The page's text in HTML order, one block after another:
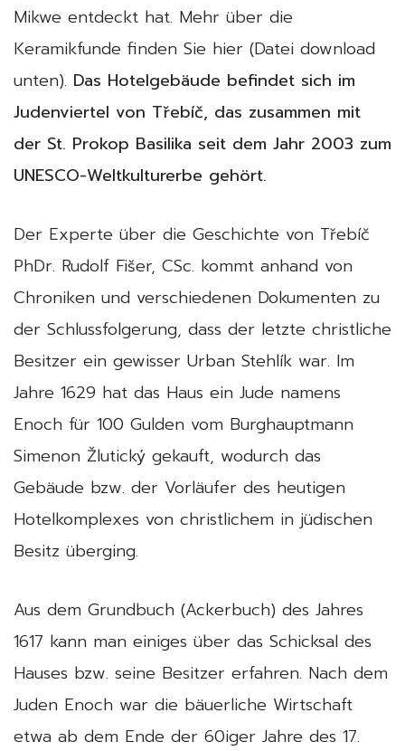
Mikwe entdeckt hat. Mehr über die
Keramikfunde finden Sie hier (Datei download
unten). Das Hotelgebäude befindet sich im
Judenviertel von Třebíč, das zusammen mit
der St. Prokop Basilika seit dem Jahr 2003 zum
UNESCO-Weltkulturerbe gehört.
Der Experte über die Geschichte von Třebíč
PhDr. Rudolf Fišer, CSc. kommt anhand von
Chroniken und verschiedenen Dokumenten zu
der Schlussfolgerung, dass der letzte christliche
Besitzer ein gewisser Urban Stehlík war. Im
Jahre 1629 hat das Haus ein Jude namens
Enoch für 100 Gulden vom Burghauptmann
Simenon Žlutický gekauft, wodurch das
Gebäude bzw. der Vorläufer des heutigen
Hotelkomplexes von christlichem in jüdischen
Besitz überging.
Aus dem Grundbuch (Ackerbuch) des Jahres
1617 kann man einiges über das Schicksal des
Hauses bzw. seine Besitzer erfahren. Nach dem
Juden Enoch war die bäuerliche Wirtschaft
etwa ab dem Ende der 60iger Jahre des 17.